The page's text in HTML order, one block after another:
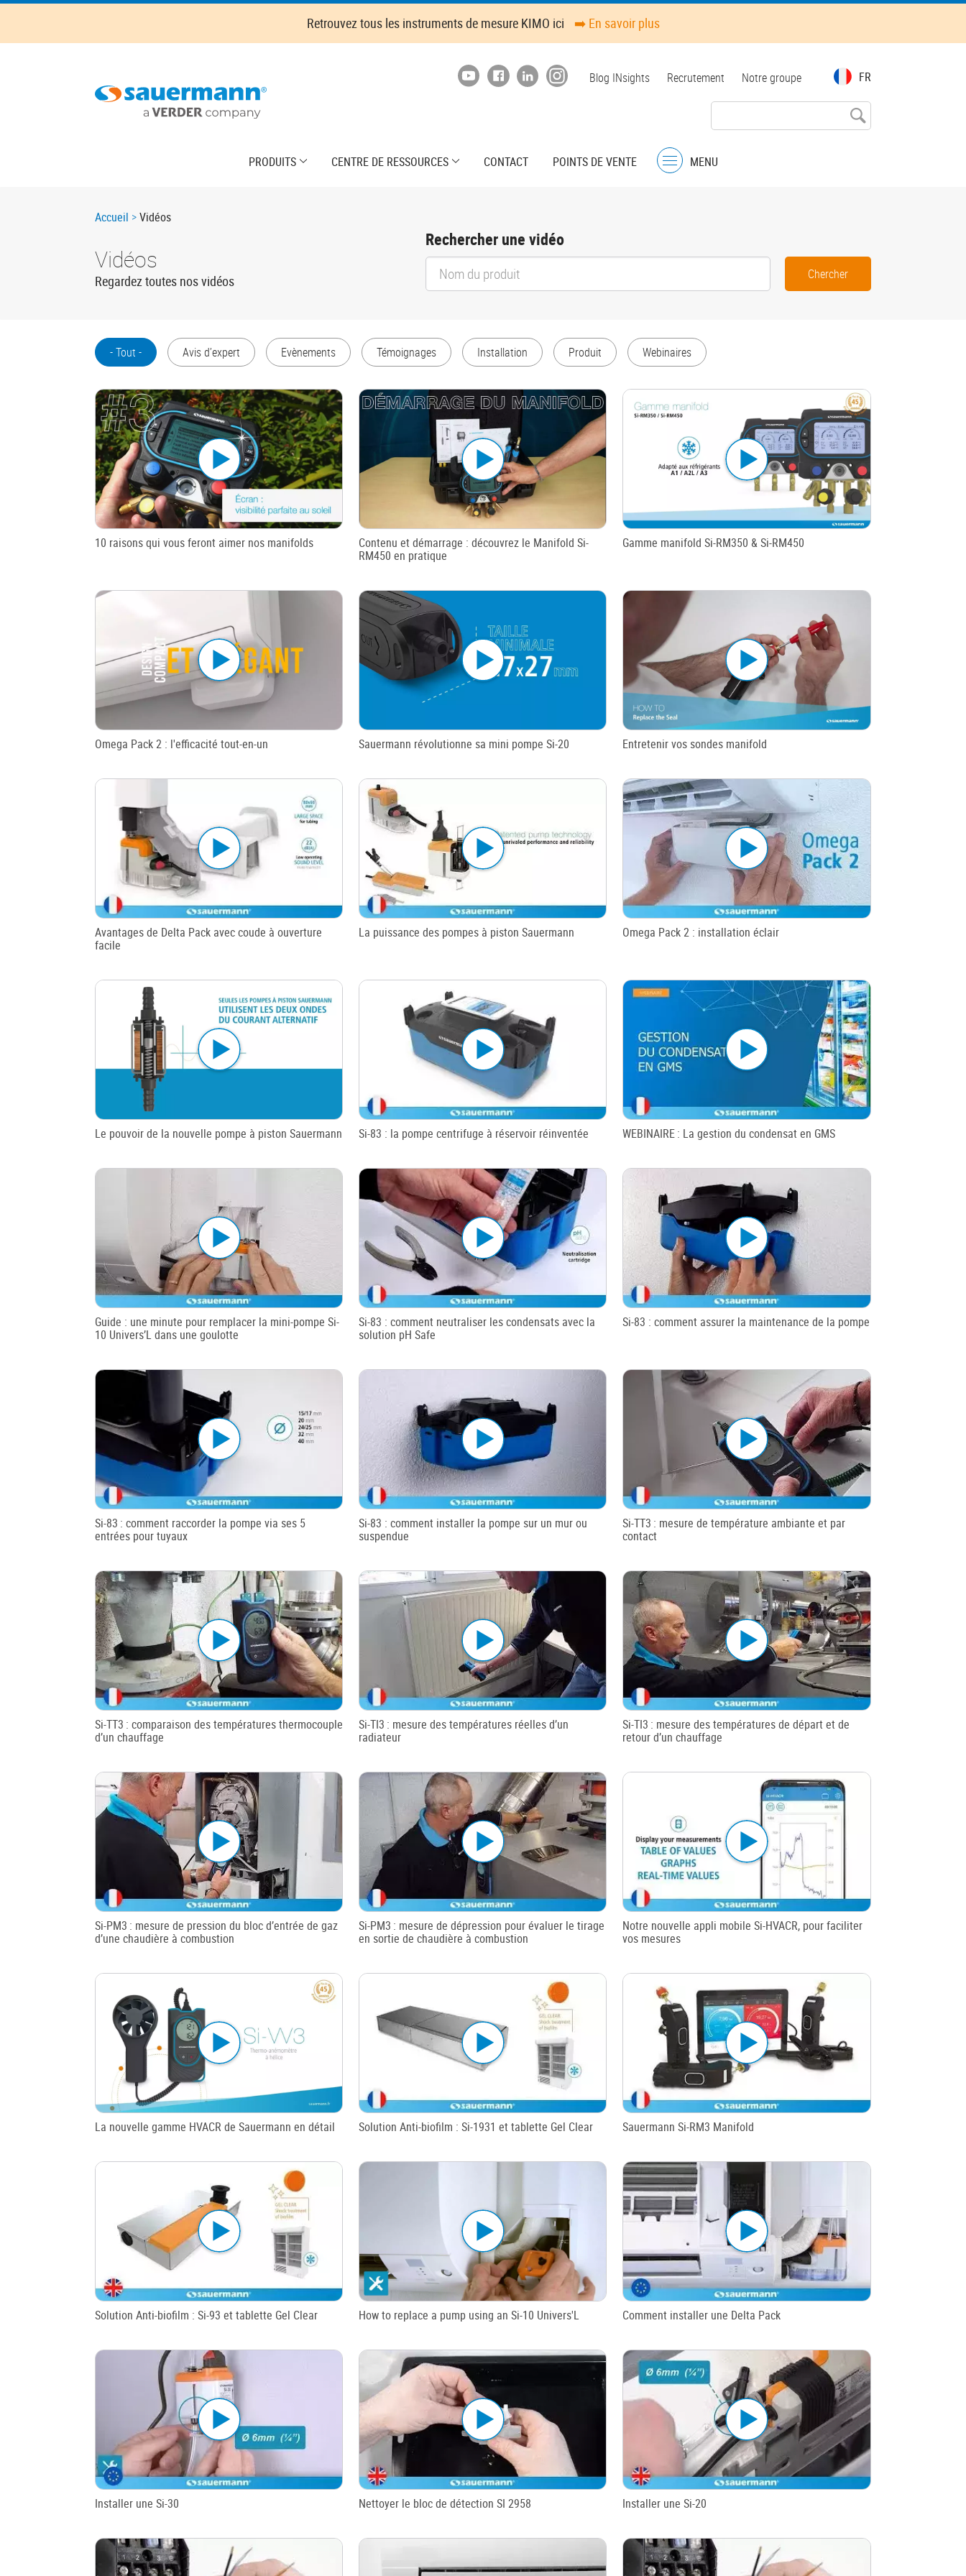
Skip
main
Retrouvez tous les instruments de mesure KIMO ici ➡️ En savoir plus
FR
Top
Blog INsights Recrutement Notre groupe
PRODUITS CENTRE DE RESSOURCES CONTACT
POINTS DE VENTE
Menu
MENU
Breadcrumb
Accueil Vidéos
Vidéos
Regardez toutes nos vidéos
Rechercher une vidéo
- Tout - Avis d’expert Evènements Témoignages Installation Produit Webinaires
10 raisons qui vous feront aimer nos manifolds
Contenu et démarrage : découvrez le Manifold Si-
RM450 en pratique
Gamme manifold Si-RM350 & Si-RM450
Omega Pack 2 : l'efficacité tout-en-un Sauermann révolutionne sa mini pompe Si-20 Entretenir vos sondes manifold
Avantages de Delta Pack avec coude à ouverture
facile
La puissance des pompes à piston Sauermann Omega Pack 2 : installation éclair
Le pouvoir de la nouvelle pompe à piston Sauermann Si-83 : la pompe centrifuge à réservoir réinventée WEBINAIRE : La gestion du condensat en GMS
Guide : une minute pour remplacer la mini-pompe Si-
10 Univers’L dans une goulotte
Si-83 : comment neutraliser les condensats avec la
solution pH Safe
Si-83 : comment assurer la maintenance de la pompe
Si-83 : comment raccorder la pompe via ses 5
entrées pour tuyaux
Si-83 : comment installer la pompe sur un mur ou
suspendue
Si-TT3 : mesure de température ambiante et par
contact
Si-TT3 : comparaison des températures thermocouple
d’un chauffage
Si-TI3 : mesure des températures réelles d’un
radiateur
Si-TI3 : mesure des températures de départ et de
retour d’un chauffage
Si-PM3 : mesure de pression du bloc d’entrée de gaz
d’une chaudière à combustion
Si-PM3 : mesure de dépression pour évaluer le tirage
en sortie de chaudière à combustion
Notre nouvelle appli mobile Si-HVACR, pour faciliter
vos mesures
La nouvelle gamme HVACR de Sauermann en détail Solution Anti-biofilm : Si-1931 et tablette Gel Clear Sauermann Si-RM3 Manifold
Solution Anti-biofilm : Si-93 et tablette Gel Clear How to replace a pump using an Si-10 Univers'L Comment installer une Delta Pack
Installer une Si-30 Nettoyer le bloc de détection SI 2958 Installer une Si-20